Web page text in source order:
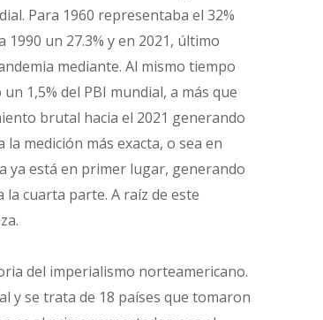
Para 1960 representaba el 32%
un 27.3% y en 2021, último
mediante. Al mismo tiempo
1,5% del PBI mundial, a más que
brutal hacia el 2021 generando
medición más exacta, o sea en
ya está en primer lugar, generando
la cuarta parte. A raíz de este
del imperialismo norteamericano.
y se trata de 18 países que tomaron